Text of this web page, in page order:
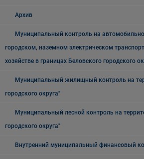
Архив
Муниципальный контроль на
городском, наземном электрическом
хозяйстве в границах Беловского городского
Муниципальный жилищный контроль на
городского округа"
Муниципальный лесной контроль на
городского округа"
Внутренний муниципальный финансовый